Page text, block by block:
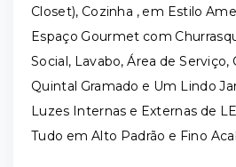
Closet), Cozinha , em Estilo
Espaço Gourmet com
Social, Lavabo, Área de Serviço,
Quintal Gramado e Um Lindo
Luzes Internas e Externas de
Tudo em Alto Padrão e Fino